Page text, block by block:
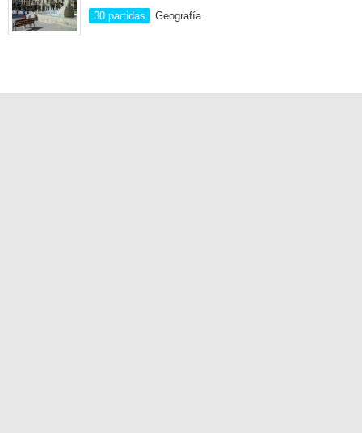
30 partidas Geografía